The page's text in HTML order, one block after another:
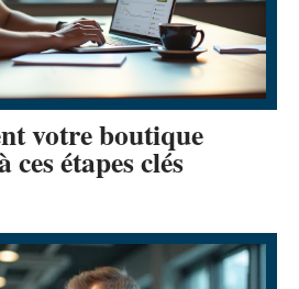
votre boutique
étapes clés